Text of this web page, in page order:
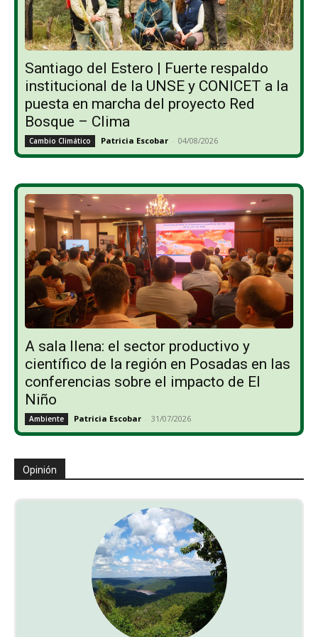
Santiago del Estero | Fuerte respaldo
institucional de la UNSE y CONICET a la
puesta en marcha del proyecto Red
Bosque – Clima
Cambio Climático Patricia Escobar - 04/08/2026
A sala llena: el sector productivo y
científico de la región en Posadas en las
conferencias sobre el impacto de El
Niño
Ambiente Patricia Escobar - 31/07/2026
Opinión